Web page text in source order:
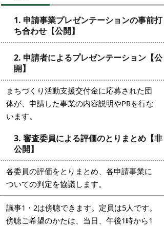
1. 申請事業プレゼンテーションの事前打
ち合わせ【公開】
2. 申請者によるプレゼンテーション【公
開】
まちづくり活動支援交付金に応募された団
体が、申請した事業の内容説明やPRを行な
います。
3. 審査委員による評価のとりまとめ【非
公開】
各委員の評価をとりまとめ、各申請事業に
ついての判定を協議します。
議事1・2は傍聴できます。定員は5人です。
傍聴ご希望のかたは、当日、午後1時から1